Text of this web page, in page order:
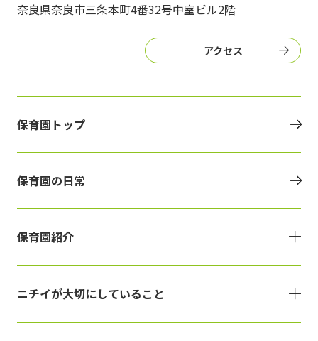
奈良県奈良市三条本町4番32号中室ビル2階
アクセス
保育園トップ
保育園の日常
保育園紹介
ニチイが大切にしていること